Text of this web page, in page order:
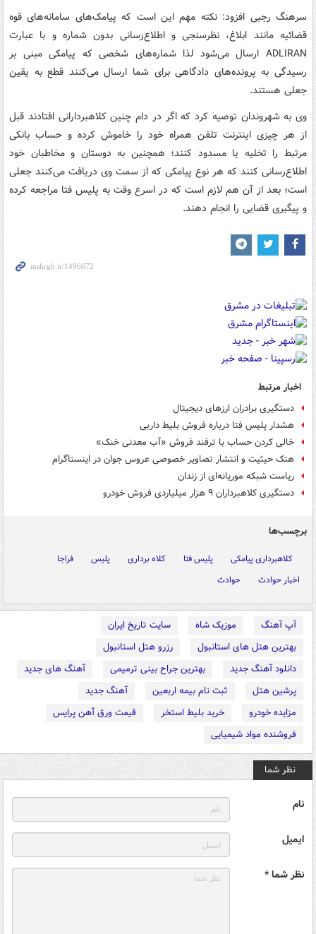
سرهنگ رجبی افزود: نکته مهم این است که پیامک‌های سامانه‌های قوه
قضائیه مانند ابلاغ، نظرسنجی و اطلاع‌رسانی بدون شماره و با عبارت
ADLIRAN ارسال می‌شود لذا شماره‌های شخصی که پیامکی مبنی بر
رسیدگی به پرونده‌های دادگاهی برای شما ارسال می‌کنند قطع به یقین
جعلی هستند.
وی به شهروندان توصیه کرد که اگر در دام چنین کلاهبردارانی افتادند قبل
از هر چیزی اینترنت تلفن همراه خود را خاموش کرده و حساب بانکی
مرتبط را تخلیه یا مسدود کنند؛ همچنین به دوستان و مخاطبان خود
اطلاع‌رسانی کنند که هر نوع پیامکی که از سمت وی دریافت می‌کنند جعلی
است؛ بعد از آن هم لازم است که در اسرع وقت به پلیس فتا مراجعه کرده
و پیگیری قضایی را انجام دهند.
اخبار مرتبط
دستگیری برادران ارزهای دیجیتال
هشدار پلیس فتا درباره فروش بلیط داربی
خالی‌ کردن حساب با ترفند فروش «آب‌ معدنی خنک»
هتک حیثیت و انتشار تصاویر خصوصی عروس جوان در اینستاگرام
ریاست شبکه موریانه‌ای از زندان
دستگیری کلاهبرداران ۹ هزار میلیاردی فروش خودرو
برچسب‌ها
کلاهبرداری پیامکی پلیس فتا کلاه برداری پلیس
فراجا
اخبار حوادث
حوادث
آپ آهنگ موزیک شاه
سایت تاریخ ایران
بهترین هتل های استانبول
رزرو هتل استانبول
دانلود آهنگ جدید
بهترین جراح بینی ترمیمی
آهنگ های جدید
پرشین هتل
ثبت نام بیمه اربعین
آهنگ جدید
مزایده خودرو
خرید بلیط استخر
قیمت ورق آهن پرایس
فروشنده مواد شیمیایی
نظر شما
نام
ایمیل
نظر شما *